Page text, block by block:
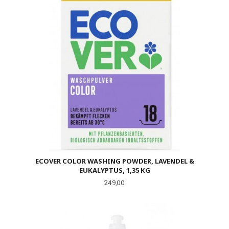
ECOVER COLOR WASHING POWDER, LAVENDEL &
EUKALYPTUS, 1,35 KG
Pris
249,00